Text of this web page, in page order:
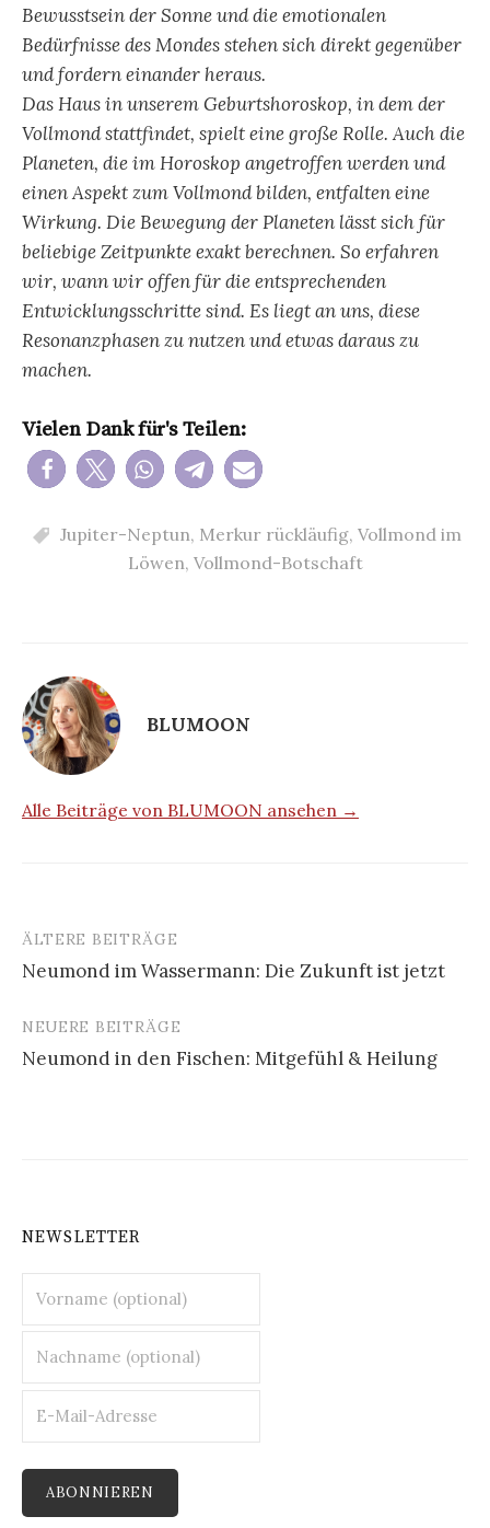
Bewusstsein der Sonne und die emotionalen
Bedürfnisse des Mondes stehen sich direkt gegenüber
und fordern einander heraus.
Das Haus in unserem Geburtshoroskop, in dem der
Vollmond stattfindet, spielt eine große Rolle. Auch die
Planeten, die im Horoskop angetroffen werden und
einen Aspekt zum Vollmond bilden, entfalten eine
Wirkung. Die Bewegung der Planeten lässt sich für
beliebige Zeitpunkte exakt berechnen. So erfahren
wir, wann wir offen für die entsprechenden
Entwicklungsschritte sind. Es liegt an uns, diese
Resonanzphasen zu nutzen und etwas daraus zu
machen.
Vielen Dank für's Teilen:
Jupiter-Neptun, Merkur rückläufig, Vollmond im
Löwen, Vollmond-Botschaft
BLUMOON
Alle Beiträge von BLUMOON ansehen →
Beitragsnavigation
ÄLTERE BEITRÄGE
Neumond im Wassermann: Die Zukunft ist jetzt
NEUERE BEITRÄGE
Neumond in den Fischen: Mitgefühl & Heilung
NEWSLETTER